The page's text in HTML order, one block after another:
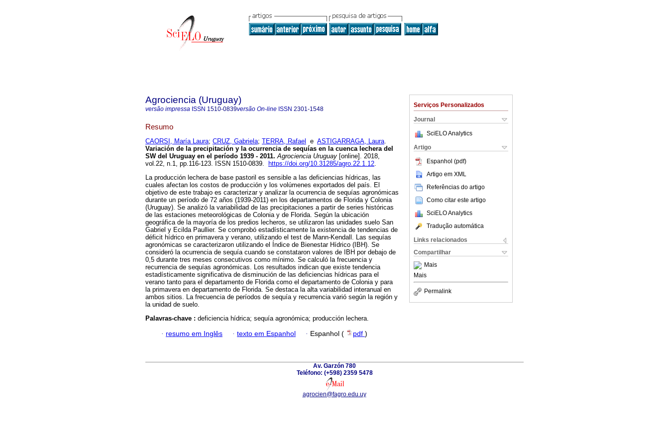
Serviços Personalizados
Journal
SciELO Analytics
Artigo
Espanhol (pdf)
Artigo em XML
Referências do artigo
Como citar este artigo
SciELO Analytics
Tradução automática
Links relacionados
Compartilhar
Mais
Mais
Permalink
Agrociencia (Uruguay)
versão impressa ISSN 1510-0839versão On-line ISSN 2301-1548
Resumo
CAORSI, María Laura; CRUZ, Gabriela; TERRA, Rafael e ASTIGARRAGA, Laura.
Variación de la precipitación y la ocurrencia de sequías en la cuenca lechera del
SW del Uruguay en el período 1939 - 2011. Agrociencia Uruguay [online]. 2018,
vol.22, n.1, pp.116-123. ISSN 1510-0839.
https://doi.org/10.31285/agro.22.1.12.
La producción lechera de base pastoril es sensible a las deficiencias hídricas, las
cuales afectan los costos de producción y los volúmenes exportados del país. El
objetivo de este trabajo es caracterizar y analizar la ocurrencia de sequías agronómicas
durante un período de 72 años (1939-2011) en los departamentos de Florida y Colonia
(Uruguay). Se analizó la variabilidad de las precipitaciones a partir de series históricas
de las estaciones meteorológicas de Colonia y de Florida. Según la ubicación
geográfica de la mayoría de los predios lecheros, se utilizaron las unidades suelo San
Gabriel y Ecilda Paullier. Se comprobó estadísticamente la existencia de tendencias de
déficit hídrico en primavera y verano, utilizando el test de Mann-Kendall. Las sequías
agronómicas se caracterizaron utilizando el Índice de Bienestar Hídrico (IBH). Se
consideró la ocurrencia de sequía cuando se constataron valores de IBH por debajo de
0,5 durante tres meses consecutivos como mínimo. Se calculó la frecuencia y
recurrencia de sequías agronómicas. Los resultados indican que existe tendencia
estadísticamente significativa de disminución de las deficiencias hídricas para el
verano tanto para el departamento de Florida como el departamento de Colonia y para
la primavera en departamento de Florida. Se destaca la alta variabilidad interanual en
ambos sitios. La frecuencia de períodos de sequía y recurrencia varió según la región y
la unidad de suelo.
Palavras-chave : deficiencia hídrica; sequía agronómica; producción lechera.
· resumo em Inglês · texto em Espanhol · Espanhol ( pdf )
Av. Garzón 780
Teléfono: (+598) 2359 5478
agrocien@fagro.edu.uy